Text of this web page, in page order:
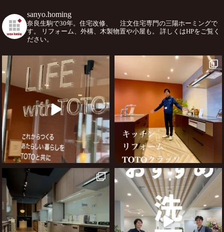
sanyo.homing
奈良生駒で30年。住宅改修、
注文住宅専門の三陽ホーミングで
す。
リフォーム、外構、木製物置や小屋も。
詳しくはHPをご覧く
ださい。